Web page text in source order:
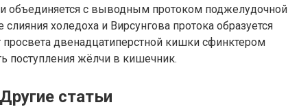
объединяется с выводным протоком поджелудочной
холедоха и Вирсунгова протока образуется
просвета двенадцатиперстной кишки сфинктером
поступления жёлчи в кишечник.
Другие статьи